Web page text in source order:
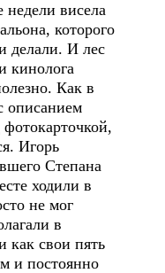
недели висела
которого
делали. И лес
кинолога
Как в
описанием
Игорь
Степана
ходили в
не мог
в
как свои пять
и постоянно